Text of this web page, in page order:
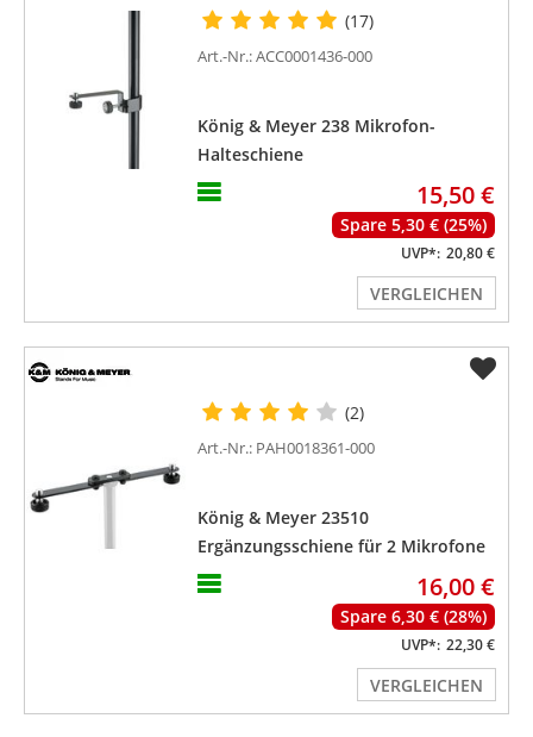
(17)
Art.-Nr.: ACC0001436-000
König & Meyer 238 Mikrofon-
Halteschiene
15,50 €
Spare 5,30 € (25%)
UVP*: 20,80 €
VERGLEICHEN
(2)
Art.-Nr.: PAH0018361-000
König & Meyer 23510
Ergänzungsschiene für 2 Mikrofone
16,00 €
Spare 6,30 € (28%)
UVP*: 22,30 €
VERGLEICHEN